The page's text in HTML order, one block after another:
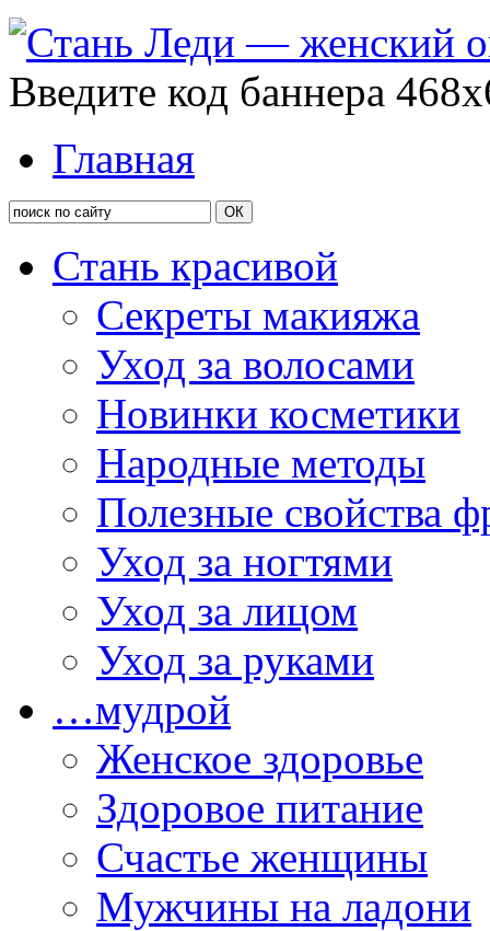
Введите код баннера
Главная
Стань красивой
Секреты макияжа
Уход за волосами
Новинки косметики
Народные методы
Полезные свойства
Уход за ногтями
Уход за лицом
Уход за руками
…мудрой
Женское здоровье
Здоровое питание
Счастье женщины
Мужчины на ладони